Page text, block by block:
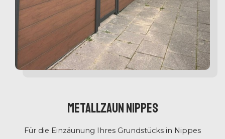
Metallzaun Nippes
Für die Einzäunung Ihres Grundstücks in Nippes